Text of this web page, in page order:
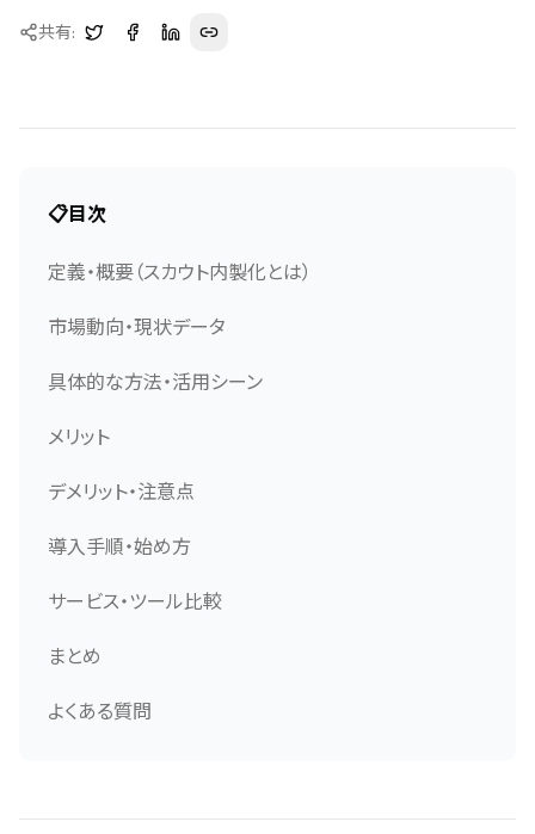
共有:
📋目次
定義・概要（スカウト内製化とは）
市場動向・現状データ
具体的な方法・活用シーン
メリット
デメリット・注意点
導入手順・始め方
サービス・ツール比較
まとめ
よくある質問